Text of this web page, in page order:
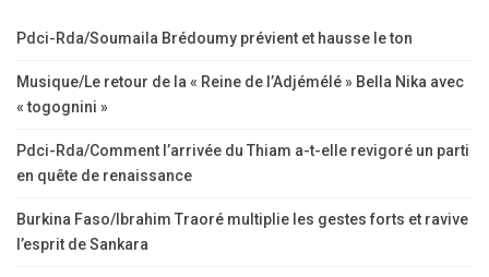
Pdci-Rda/Soumaila Brédoumy prévient et hausse le ton
Musique/Le retour de la « Reine de l’Adjémélé » Bella Nika avec
« togognini »
Pdci-Rda/Comment l’arrivée du Thiam a-t-elle revigoré un parti
en quête de renaissance
Burkina Faso/Ibrahim Traoré multiplie les gestes forts et ravive
l’esprit de Sankara